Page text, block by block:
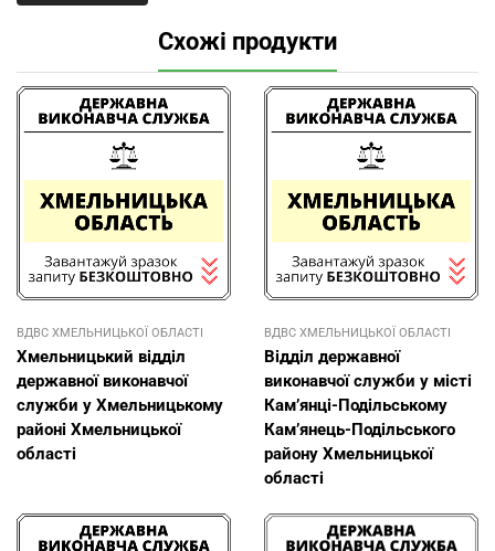
Схожі продукти
ВДВС ХМЕЛЬНИЦЬКОЇ ОБЛАСТІ
Хмельницький відділ
державної виконавчої
служби у Хмельницькому
районі Хмельницької
області
ВДВС ХМЕЛЬНИЦЬКОЇ ОБЛАСТІ
Відділ державної
виконавчої служби у місті
Кам’янці-Подільському
Кам’янець-Подільського
району Хмельницької
області